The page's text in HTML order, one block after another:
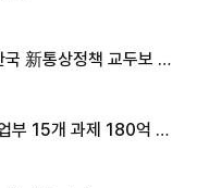
新통상정책 교두보 활
부 15개 과제 180억 지